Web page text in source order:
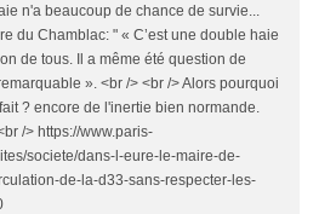
n'a beaucoup de chance de survie...
du Chamblac: " « C’est une double haie
de tous. Il a même été question de
». <br /> <br /> Alors pourquoi
? encore de l'inertie bien normande.
/> https://www.paris-
societe/dans-l-eure-le-maire-de-
de-la-d33-sans-respecter-les-